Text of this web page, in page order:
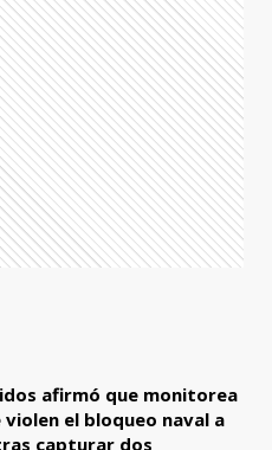
afirmó que monitorea
violen el bloqueo naval a
capturar dos